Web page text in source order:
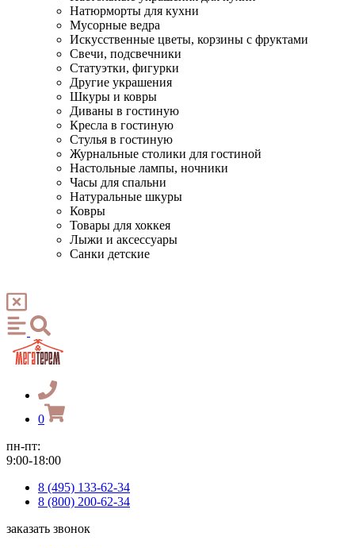
Натюрморты для кухни
Мусорные ведра
Искусственные цветы, корзины с фруктами
Свечи, подсвечники
Статуэтки, фигурки
Другие украшения
Шкуры и ковры
Диваны в гостиную
Кресла в гостиную
Стулья в гостиную
Журнальные столики для гостиной
Настольные лампы, ночники
Часы для спальни
Натуральные шкуры
Ковры
Товары для хоккея
Лыжи и аксессуары
Санки детские
0
пн-пт:
9:00-18:00
8 (495) 133-62-34
8 (800) 200-62-34
заказать звонок